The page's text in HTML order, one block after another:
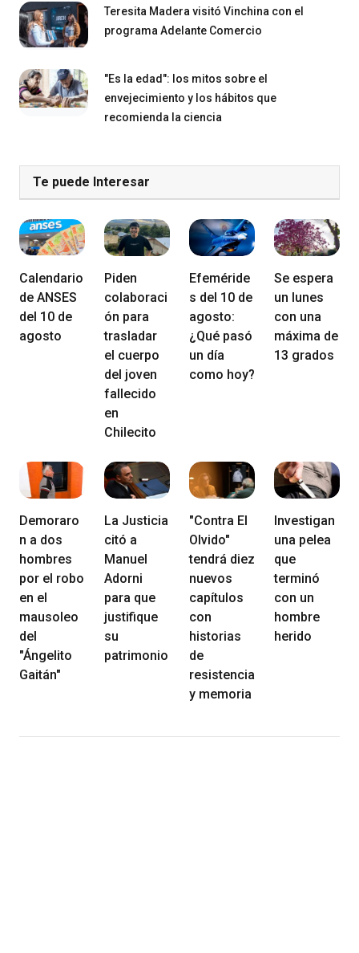
Teresita Madera visitó Vinchina con el
programa Adelante Comercio
"Es la edad": los mitos sobre el
envejecimiento y los hábitos que
recomienda la ciencia
Te puede Interesar
Calendario
de ANSES
del 10 de
agosto
Piden
colaboraci
ón para
trasladar
el cuerpo
del joven
fallecido
en
Chilecito
Efeméride
s del 10 de
agosto:
¿Qué pasó
un día
como hoy?
Se espera
un lunes
con una
máxima de
13 grados
Demoraro
n a dos
hombres
por el robo
en el
mausoleo
del
"Ángelito
Gaitán"
La Justicia
citó a
Manuel
Adorni
para que
justifique
su
patrimonio
"Contra El
Olvido"
tendrá diez
nuevos
capítulos
con
historias
de
resistencia
y memoria
Investigan
una pelea
que
terminó
con un
hombre
herido